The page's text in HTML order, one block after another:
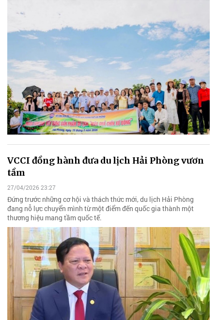
VCCI đồng hành đưa du lịch Hải Phòng vươn
tầm
27/04/2026 23:27
Đứng trước những cơ hội và thách thức mới, du lịch Hải Phòng
đang nỗ lực chuyển mình từ một điểm đến quốc gia thành một
thương hiệu mang tầm quốc tế.